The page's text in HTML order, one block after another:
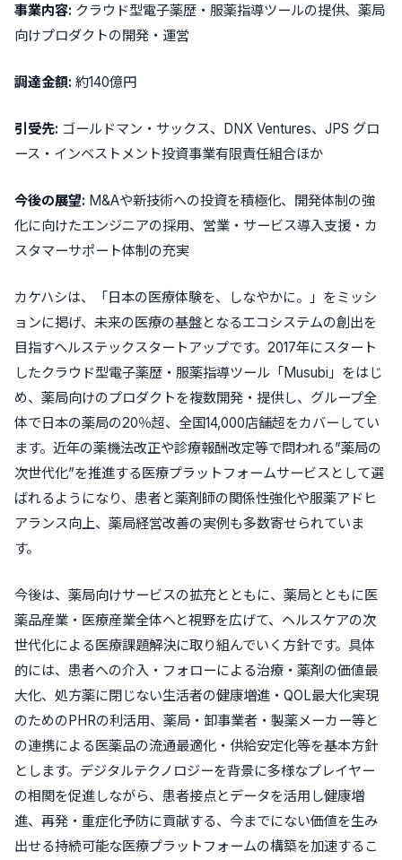
事業内容: クラウド型電子薬歴・服薬指導ツールの提供、薬局
向けプロダクトの開発・運営
調達金額: 約140億円
引受先: ゴールドマン・サックス、DNX Ventures、JPS グロ
ース・インベストメント投資事業有限責任組合ほか
今後の展望: M&Aや新技術への投資を積極化、開発体制の強
化に向けたエンジニアの採用、営業・サービス導入支援・カ
スタマーサポート体制の充実
カケハシは、「日本の医療体験を、しなやかに。」をミッシ
ョンに掲げ、 未来の医療の基盤となるエコシステムの創出を
目指すヘルステックスタートアップです。2017年にスタート
したクラウド型電子薬歴・服薬指導ツール 「Musubi」 をはじ
め、 薬局向けのプロダクトを複数開発・提供し、グループ全
体で日本の薬局の20％超、全国14,000店舗超をカバーしてい
ます。近年の薬機法改正や診療報酬改定等で問われる”薬局の
次世代化”を推進する医療プラットフォームサービスとして選
ばれるようになり、患者と薬剤師の関係性強化や服薬アドヒ
アランス向上、薬局経営改善の実例も多数寄せられていま
す。
今後は、薬局向けサービスの拡充とともに、薬局とともに医
薬品産業・医療産業全体へと視野を広げて、ヘルスケアの次
世代化による医療課題解決に取り組んでいく 方針です。具体
的には、患者への介入・フォローによる治療・薬剤の価値最
大化、処方薬に閉じない生活者の健康増進・QOL最大化実現
のためのPHRの利活用、薬局・卸事業者・製薬メーカー等と
の連携による医薬品の流通最適化・供給安定化等を基本方針
とします。デジタルテクノロジーを背景に多様なプレイヤー
の相関を促進しながら、患者接点とデータを活用し健康増
進、再発・重症化予防に貢献する、今までにない価値を生み
出せる持続可能な医療プラットフォームの構築を加速するこ